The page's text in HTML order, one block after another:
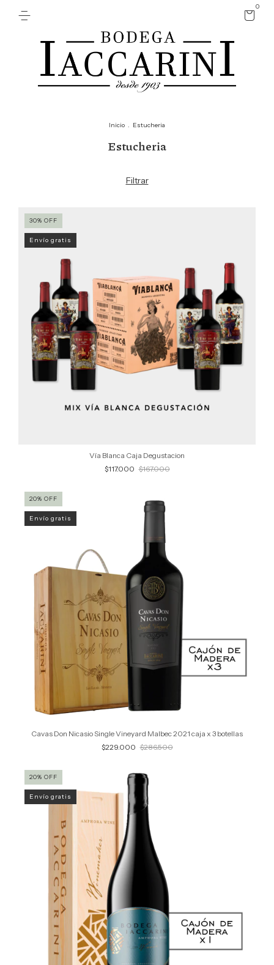
0
Inicio . Estucheria
Estucheria
Filtrar
30% OFF
Envío gratis
Vía Blanca Caja Degustacion
$117.000 $167.000
20% OFF
Envío gratis
Cavas Don Nicasio Single Vineyard Malbec 2021 caja x 3 botellas
$229.000 $286.500
20% OFF
Envío gratis